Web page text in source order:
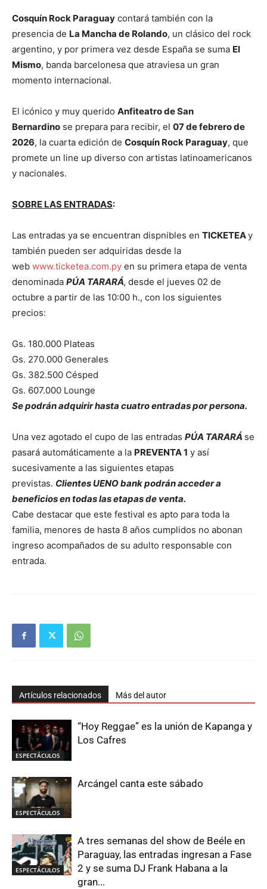
Cosquín Rock Paraguay contará también con la
presencia de La Mancha de Rolando, un clásico del rock
argentino, y por primera vez desde España se suma El
Mismo, banda barcelonesa que atraviesa un gran
momento internacional.
El icónico y muy querido Anfiteatro de San
Bernardino se prepara para recibir, el 07 de febrero de
2026, la cuarta edición de Cosquín Rock Paraguay, que
promete un line up diverso con artistas latinoamericanos
y nacionales.
SOBRE LAS ENTRADAS:
Las entradas ya se encuentran dispnibles en TICKETEAy
también pueden ser adquiridas desde la
web www.ticketea.com.py en su primera etapa de venta
denominada PÚA TARARÁ, desde el jueves 02 de
octubre a partir de las 10:00 h., con los siguientes
precios:
Gs. 180.000 Plateas
Gs. 270.000 Generales
Gs. 382.500 Césped
Gs. 607.000 Lounge
Se podrán adquirir hasta cuatro entradas por persona.
Una vez agotado el cupo de las entradas PÚA TARARÁ se
pasará automáticamente a la PREVENTA 1 y así
sucesivamente a las siguientes etapas
previstas. Clientes UENO bank podrán acceder a
beneficios en todas las etapas de venta.
Cabe destacar que este festival es apto para toda la
familia, menores de hasta 8 años cumplidos no abonan
ingreso acompañados de su adulto responsable con
entrada.
Artículos relacionados Más del autor
ESPECTÁCULOS
“Hoy Reggae” es la unión de Kapanga y
Los Cafres
ESPECTÁCULOS
Arcángel canta este sábado
ESPECTÁCULOS
A tres semanas del show de Beéle en
Paraguay, las entradas ingresan a Fase
2 y se suma DJ Frank Habana a la
gran...